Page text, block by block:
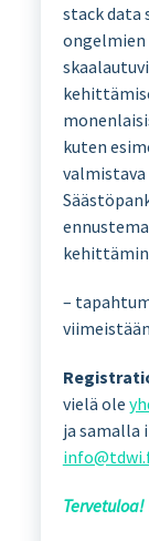
stack data
ongelmien
kuten
–
vielä ole
ja